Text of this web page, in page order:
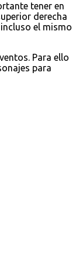
tener en
derecha
el mismo
Para ello
para